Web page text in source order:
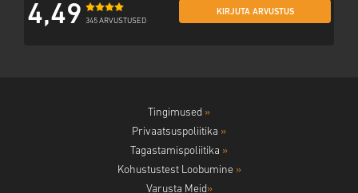
4,49 345 ARVUSTUSED
KIRJUTA ARVUSTUS
Tingimused »
Privaatsuspoliitika »
Tagastamispoliitika »
Kohustustest Loobumine »
Varusta Meid»